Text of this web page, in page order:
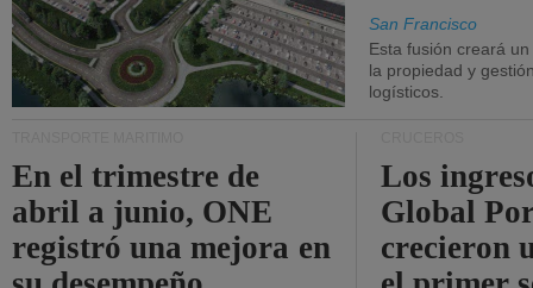
San Francisco
Esta fusión creará
la propiedad y
logísticos.
En el trimestre de
abril a junio, ONE
registró una mejora en
Los
Global
crecieron